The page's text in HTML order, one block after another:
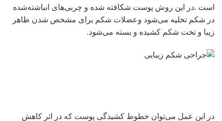
است .در این روش پوست شکافته شده و چربی‌های انباشته‌شده
در شکم تخلیه می‌شود وعضلات شکم برای مشخص شدن ظاهر
زیبا و تخت شکم کشیده و بسته می‌شود.
در این عمل می‌توان خطوط کشیدگی پوست که در اثر کاهش